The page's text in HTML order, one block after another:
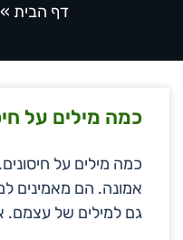
דף הבית »
כמה מילים על
כמה מילים על
אמונה. הם מאמינים
גם למילים של עצמם.